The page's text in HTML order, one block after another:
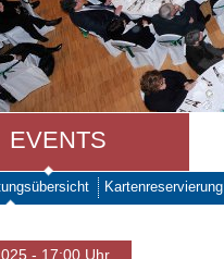
EVENTS
Kartenreservierung
- 17:00 Uhr